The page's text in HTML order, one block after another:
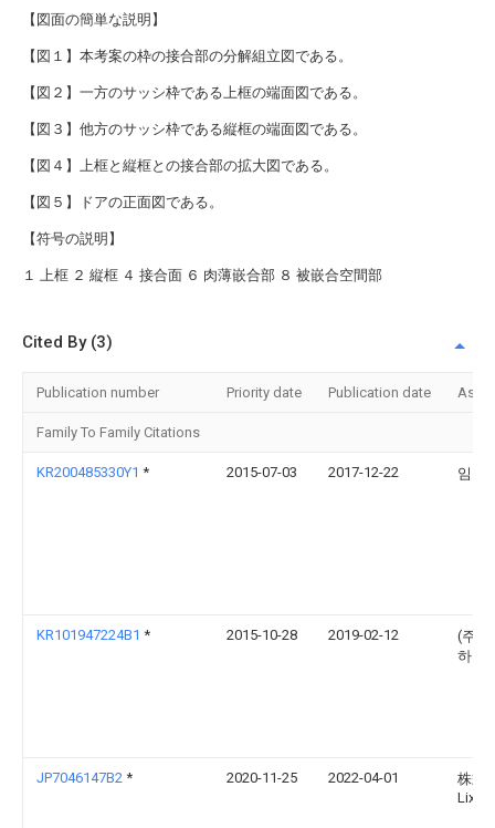
【図面の簡単な説明】
【図１】本考案の枠の接合部の分解組立図である。
【図２】一方のサッシ枠である上框の端面図である。
【図３】他方のサッシ枠である縦框の端面図である。
【図４】上框と縦框との接合部の拡大図である。
【図５】ドアの正面図である。
【符号の説明】
１ 上框 ２ 縦框 ４ 接合面 ６ 肉薄嵌合部 ８ 被嵌合空間部
Cited By (3)
Publication number Priority date Publication date
Family To Family Citations
KR200485330Y1 * 2015-07-03 2017-12-22 임우
KR101947224B1 * 2015-10-28 2019-02-12
(주)
하우
JP7046147B2 * 2020-11-25 2022-04-01
株式
Lixil